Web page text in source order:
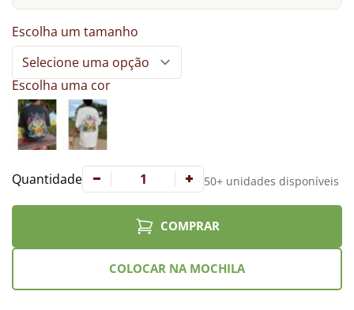
Escolha um tamanho
Escolha uma cor
Quantidade 50+ unidades disponíveis
COMPRAR
COLOCAR NA MOCHILA